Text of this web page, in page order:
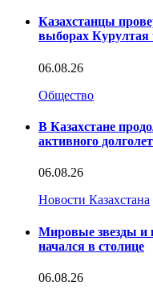
Казахстанцы
выборах Курултая
06.08.26
Общество
В Казахстане
активного
06.08.26
Новости Казахстана
Мировые звезды и
начался в столице
06.08.26